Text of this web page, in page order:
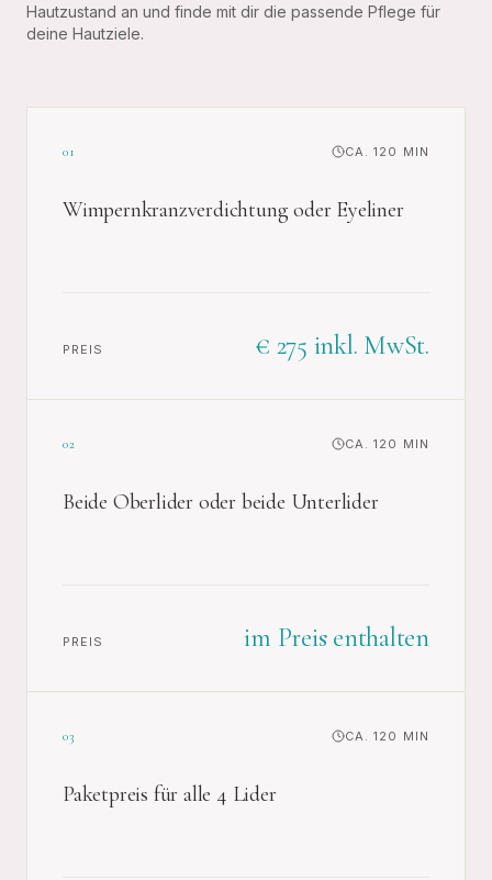
Hautzustand an und finde mit dir die passende Pflege für
deine Hautziele.
01 CA. 120 MIN
Wimpernkranzverdichtung oder Eyeliner
PREIS € 275 inkl. MwSt.
02 CA. 120 MIN
Beide Oberlider oder beide Unterlider
PREIS im Preis enthalten
03 CA. 120 MIN
Paketpreis für alle 4 Lider